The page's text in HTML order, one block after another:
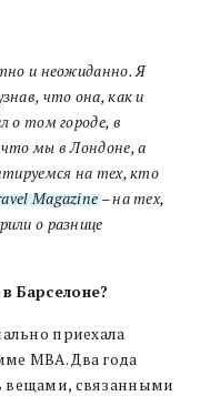
и неожиданно. Я
что она, как и
о том городе, в
мы в Лондоне, а
на тех, кто
Magazine– на тех,
о разнице
в Барселоне?
приехала
MBA. Два года
вещами, связанными